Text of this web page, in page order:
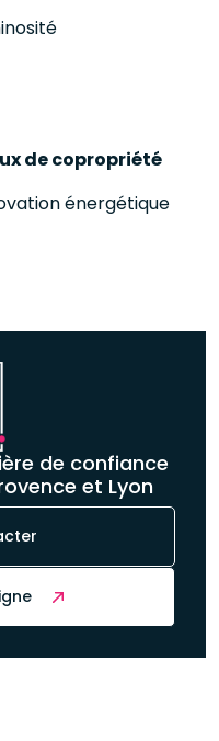
de copropriété
énergétique
de confiance
et Lyon